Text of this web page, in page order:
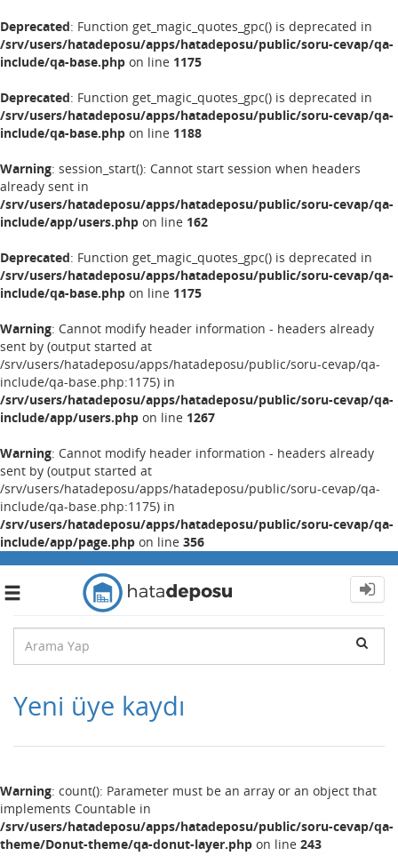
Deprecated: Function get_magic_quotes_gpc() is deprecated in
/srv/users/hatadeposu/apps/hatadeposu/public/soru-cevap/qa-
include/qa-base.php on line 1175
Deprecated: Function get_magic_quotes_gpc() is deprecated in
/srv/users/hatadeposu/apps/hatadeposu/public/soru-cevap/qa-
include/qa-base.php on line 1188
Warning: session_start(): Cannot start session when headers
already sent in
/srv/users/hatadeposu/apps/hatadeposu/public/soru-cevap/qa-
include/app/users.php on line 162
Deprecated: Function get_magic_quotes_gpc() is deprecated in
/srv/users/hatadeposu/apps/hatadeposu/public/soru-cevap/qa-
include/qa-base.php on line 1175
Warning: Cannot modify header information - headers already
sent by (output started at
/srv/users/hatadeposu/apps/hatadeposu/public/soru-cevap/qa-
include/qa-base.php:1175) in
/srv/users/hatadeposu/apps/hatadeposu/public/soru-cevap/qa-
include/app/users.php on line 1267
Warning: Cannot modify header information - headers already
sent by (output started at
/srv/users/hatadeposu/apps/hatadeposu/public/soru-cevap/qa-
include/qa-base.php:1175) in
/srv/users/hatadeposu/apps/hatadeposu/public/soru-cevap/qa-
include/app/page.php on line 356
Toggle
Yeni üye kaydı
Warning: count(): Parameter must be an array or an object that
implements Countable in
/srv/users/hatadeposu/apps/hatadeposu/public/soru-cevap/qa-
theme/Donut-theme/qa-donut-layer.php on line 243